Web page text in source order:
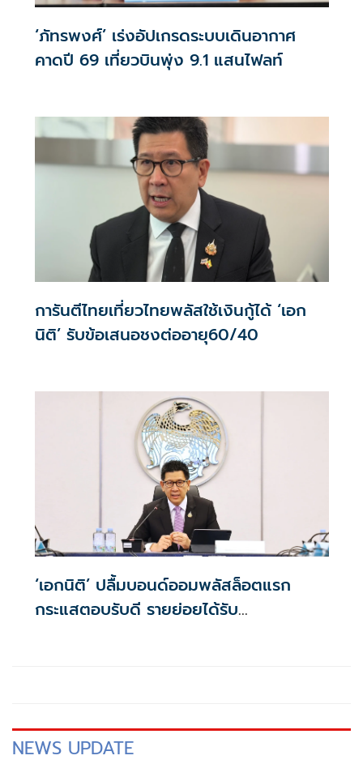
‘ภัทรพงศ์’ เร่งอัปเกรดระบบเดินอากาศ
คาดปี 69 เที่ยวบินพุ่ง 9.1 แสนไฟลท์
การันตีไทยเที่ยวไทยพลัสใช้เงินกู้ได้ ‘เอก
นิติ’ รับข้อเสนอชงต่ออายุ60/40
‘เอกนิติ’ ปลื้มบอนด์ออมพลัสล็อตแรก
กระแสตอบรับดี รายย่อยได้รับ
NEWS UPDATE